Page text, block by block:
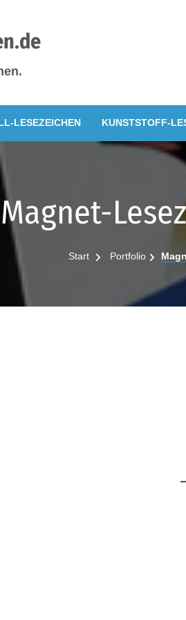
LESEZEICHEN KUNSTSTOFF-
Magnet-
Start Portfolio